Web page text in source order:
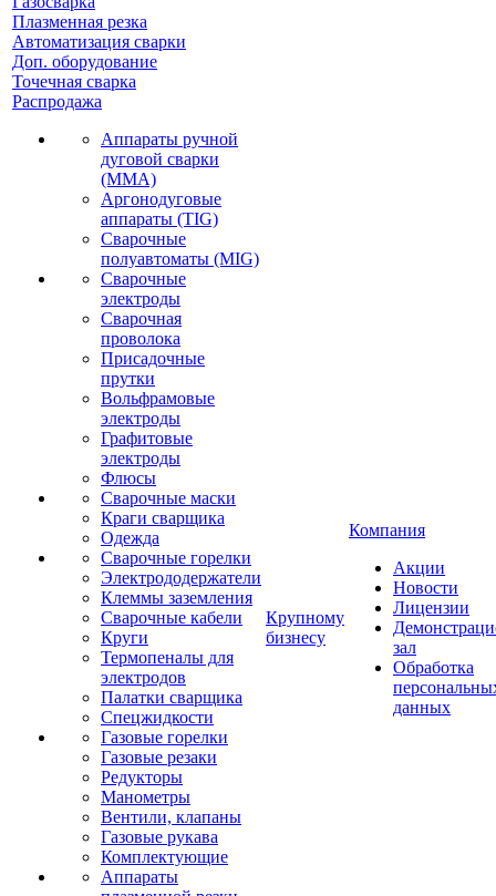
Плазменная резка
Автоматизация сварки
Доп. оборудование
Точечная сварка
Распродажа
Аппараты ручной
дуговой сварки
(MMA)
Аргонодуговые
аппараты (TIG)
Сварочные
полуавтоматы (MIG)
Сварочные
электроды
Сварочная
проволока
Присадочные
прутки
Вольфрамовые
электроды
Графитовые
электроды
Флюсы
Сварочные маски
Краги сварщика
Одежда
Сварочные горелки
Электрододержатели
Клеммы заземления
Сварочные кабели
Круги
Термопеналы для
электродов
Палатки сварщика
Спецжидкости
Газовые горелки
Газовые резаки
Редукторы
Манометры
Вентили, клапаны
Газовые рукава
Комплектующие
Аппараты
Крупному
бизнесу
Компания
Акции
Новости
Лицензии
зал
Обработка
данных